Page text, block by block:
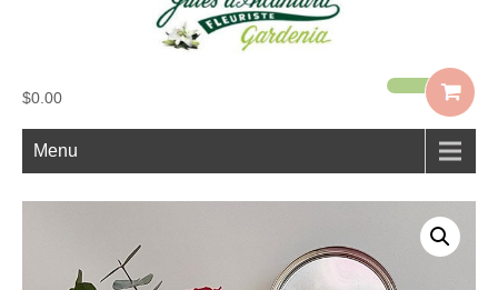
$0.00
Menu